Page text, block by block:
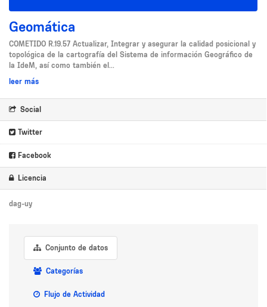
Geomática
COMETIDO R.19.57 Actualizar, Integrar y asegurar la calidad posicional y
topológica de la cartografía del Sistema de información Geográfico de
la IdeM, así como también el...
leer más
Social
Twitter
Facebook
Licencia
dag-uy
Conjunto de datos
Categorías
Flujo de Actividad